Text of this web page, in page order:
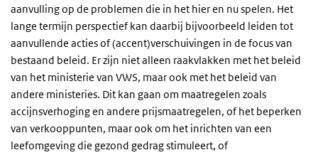
aanvulling op de problemen die in het hier en nu spelen. Het
lange termijn perspectief kan daarbij bijvoorbeeld leiden tot
aanvullende acties of (accent)verschuivingen in de focus van
bestaand beleid. Er zijn niet alleen raakvlakken met het beleid
van het ministerie van VWS, maar ook met het beleid van
andere ministeries. Dit kan gaan om maatregelen zoals
accijnsverhoging en andere prijsmaatregelen, of het beperken
van verkooppunten, maar ook om het inrichten van een
leefomgeving die gezond gedrag stimuleert, of